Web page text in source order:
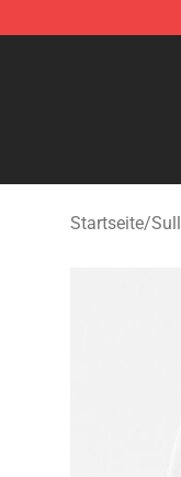
Sullivan
Startseite/